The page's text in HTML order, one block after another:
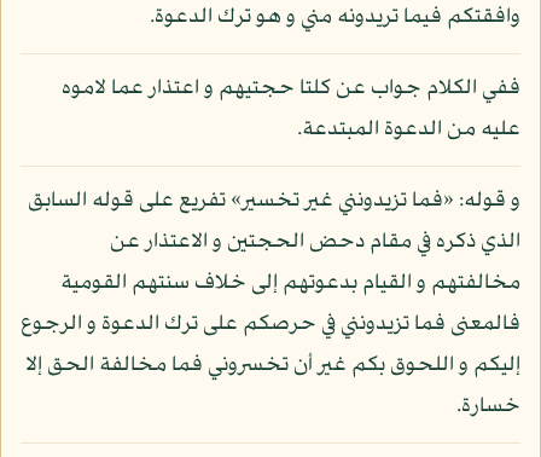
وافقتكم فيما تريدونه مني و هو ترك الدعوة.
ففي الكلام جواب عن كلتا حجتيهم و اعتذار عما لاموه
عليه من الدعوة المبتدعة.
و قوله: «فما تزيدونني غير تخسير» تفريع على قوله السابق
الذي ذكره في مقام دحض الحجتين و الاعتذار عن
مخالفتهم و القيام بدعوتهم إلى خلاف سنتهم القومية
فالمعنى فما تزيدونني في حرصكم على ترك الدعوة و الرجوع
إليكم و اللحوق بكم غير أن تخسروني فما مخالفة الحق إلا
خسارة.